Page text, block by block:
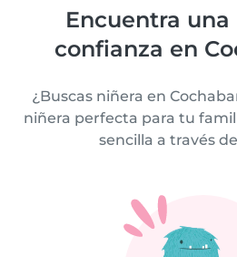
Encuentra una
confianza en
¿Buscas niñera en
niñera perfecta para tu
sencilla a través